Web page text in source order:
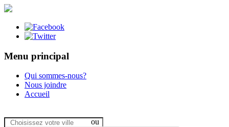
Menu principal
Qui sommes-nous?
Nous joindre
Accueil
ou